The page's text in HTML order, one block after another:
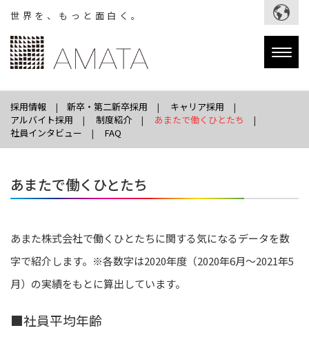
世界を、もっと面白く。
採用情報 新卒・第二新卒採用
キャリア採用
アルバイト採用
制度紹介
あまたで働くひとたち
社員インタビュー
FAQ
あまたで働くひとたち
あまた株式会社で働くひとたちに関する気になるデータを数
字で紹介します。※各数字は2020年度（2020年6月～2021年5
月）の実績をもとに算出しています。
■社員平均年齢